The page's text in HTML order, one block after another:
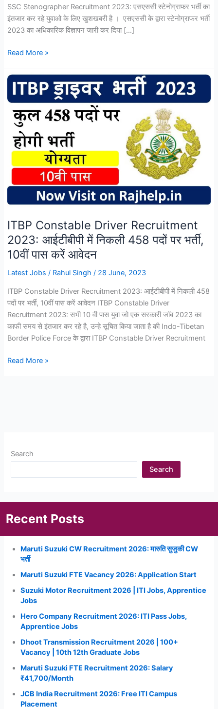
SSC Stenographer Recruitment 2023: एसएससी स्टेनोग्राफर भर्ती का
इंतजार कर रहे युवाओ के लिए खुशखबरी है । एसएससी के द्वारा स्टेनोग्राफर भर्ती
2023 का अधिकारिक विज्ञापन जारी कर दिया […]
SSC
Recruitment
2023:
एसएससी
स्टेनोग्राफर
भर्ती
का
नोटिफिकेशन
जारी
Read More »
ITBP Constable Driver Recruitment
2023: आईटीबीपी में निकली 458 पदों पर भर्ती,
10वीं पास करें आवेदन
Latest Jobs / Rahul Singh/ 28 June, 2023
ITBP Constable Driver Recruitment 2023: आईटीबीपी में निकली 458
पदों पर भर्ती, 10वीं पास करें आवेदन ITBP Constable Driver
Recruitment 2023: सभी 10 वी पास युवा जो एक सरकारी जॉब 2023 का
काफी समय से इंतजार कर रहे है, उन्हे सूचित किया जाता है की Indo-Tibetan
Border Police Force के द्वारा ITBP Constable Driver Recruitment
ITBP
458
पर
10वीं
पास
करें
आवेदन
Read More »
Search
Search
Recent Posts
Maruti Suzuki CW Recruitment 2026: मारुति सुजुकी CW
भर्ती
Maruti Suzuki FTE Vacancy 2026: Application Start
Suzuki Motor Recruitment 2026 | ITI Jobs, Apprentice
Jobs
Hero Company Recruitment 2026: ITI Pass Jobs,
Apprentice Jobs
Dhoot Transmission Recruitment 2026 | 100+
Vacancy | 10th 12th Graduate Jobs
Maruti Suzuki FTE Recruitment 2026: Salary
₹41,700/Month
JCB India Recruitment 2026: Free ITI Campus
Placement